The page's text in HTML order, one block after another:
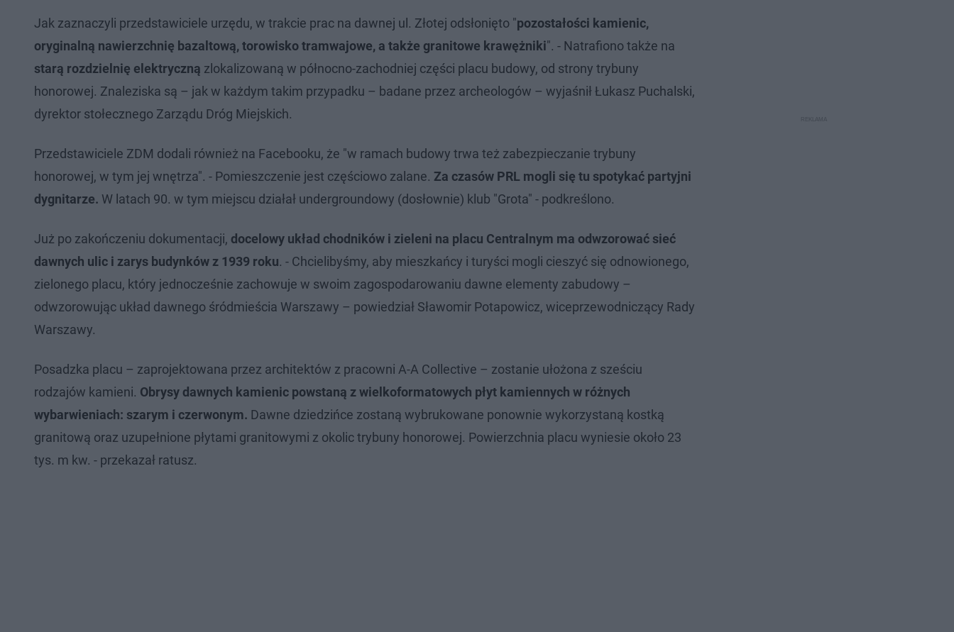
Jak zaznaczyli przedstawiciele urzędu, w trakcie prac na dawnej ul. Złotej odsłonięto "pozostałości kamienic,
oryginalną nawierzchnię bazaltową, torowisko tramwajowe, a także granitowe krawężniki". - Natrafiono także na
starą rozdzielnię elektryczną zlokalizowaną w północno-zachodniej części placu budowy, od strony trybuny
honorowej. Znaleziska są – jak w każdym takim przypadku – badane przez archeologów – wyjaśnił Łukasz Puchalski,
dyrektor stołecznego Zarządu Dróg Miejskich.
Przedstawiciele ZDM dodali również na Facebooku, że "w ramach budowy trwa też zabezpieczanie trybuny
honorowej, w tym jej wnętrza". - Pomieszczenie jest częściowo zalane. Za czasów PRL mogli się tu spotykać partyjni
dygnitarze. W latach 90. w tym miejscu działał undergroundowy (dosłownie) klub "Grota" - podkreślono.
Już po zakończeniu dokumentacji, docelowy układ chodników i zieleni na placu Centralnym ma odwzorować sieć
dawnych ulic i zarys budynków z 1939 roku. - Chcielibyśmy, aby mieszkańcy i turyści mogli cieszyć się odnowionego,
zielonego placu, który jednocześnie zachowuje w swoim zagospodarowaniu dawne elementy zabudowy –
odwzorowując układ dawnego śródmieścia Warszawy – powiedział Sławomir Potapowicz, wiceprzewodniczący Rady
Warszawy.
Posadzka placu – zaprojektowana przez architektów z pracowni A-A Collective – zostanie ułożona z sześciu
rodzajów kamieni. Obrysy dawnych kamienic powstaną z wielkoformatowych płyt kamiennych w różnych
wybarwieniach: szarym i czerwonym. Dawne dziedzińce zostaną wybrukowane ponownie wykorzystaną kostką
granitową oraz uzupełnione płytami granitowymi z okolic trybuny honorowej. Powierzchnia placu wyniesie około 23
tys. m kw. - przekazał ratusz.